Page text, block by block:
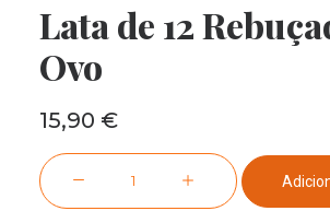
Lata de 12
Ovo
15,90 €
Quantidade
de